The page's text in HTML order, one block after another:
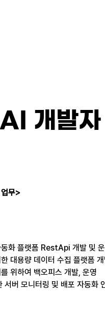
개발자
무>
화 플랫폼 RestApi 개발 및
대용량 데이터 수집 플랫폼
위하여 백오피스 개발, 운영
서버 모니터링 및 배포 자동화